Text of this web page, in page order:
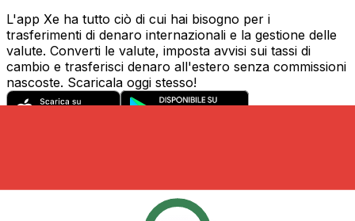
L'app Xe ha tutto ciò di cui hai bisogno per i
trasferimenti di denaro internazionali e la gestione delle
valute. Converti le valute, imposta avvisi sui tassi di
cambio e trasferisci denaro all'estero senza commissioni
nascoste. Scaricala oggi stesso!